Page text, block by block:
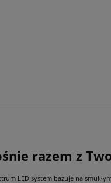
razem z
LED system bazuje na